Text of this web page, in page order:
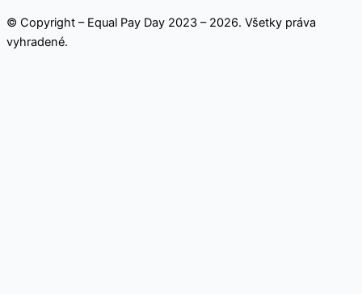
© Copyright – Equal Pay Day 2023 – 2026. Všetky práva
vyhradené.